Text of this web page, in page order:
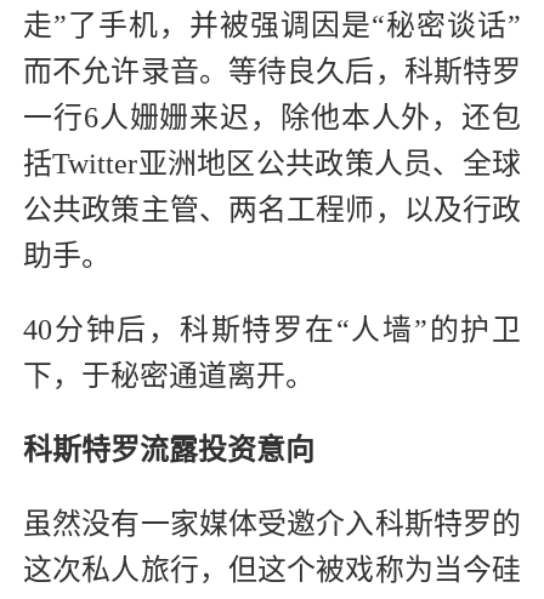
走”了手机，并被强调因是“秘密谈话”
而不允许录音。等待良久后，科斯特罗
一行6人姗姗来迟，除他本人外，还包
括Twitter亚洲地区公共政策人员、全球
公共政策主管、两名工程师，以及行政
助手。
40分钟后，科斯特罗在“人墙”的护卫
下，于秘密通道离开。
科斯特罗流露投资意向
虽然没有一家媒体受邀介入科斯特罗的
这次私人旅行，但这个被戏称为当今硅